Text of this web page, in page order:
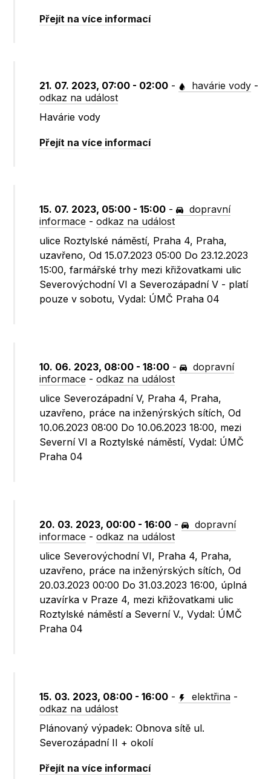
Přejít na více informací
21. 07. 2023, 07:00 - 02:00 - havárie vody -
odkaz na událost
Havárie vody
Přejít na více informací
15. 07. 2023, 05:00 - 15:00 -
dopravní
informace -odkaz na událost
ulice Roztylské náměstí, Praha 4, Praha,
uzavřeno, Od 15.07.2023 05:00 Do 23.12.2023
15:00, farmářské trhy mezi křižovatkami ulic
Severovýchodní VI a Severozápadní V - platí
pouze v sobotu, Vydal: ÚMČ Praha 04
10. 06. 2023, 08:00 - 18:00 -
dopravní
informace -odkaz na událost
ulice Severozápadní V, Praha 4, Praha,
uzavřeno, práce na inženýrských sítích, Od
10.06.2023 08:00 Do 10.06.2023 18:00, mezi
Severní VI a Roztylské náměstí, Vydal: ÚMČ
Praha 04
20. 03. 2023, 00:00 - 16:00 -
dopravní
informace -odkaz na událost
ulice Severovýchodní VI, Praha 4, Praha,
uzavřeno, práce na inženýrských sítích, Od
20.03.2023 00:00 Do 31.03.2023 16:00, úplná
uzavírka v Praze 4, mezi křižovatkami ulic
Roztylské náměstí a Severní V., Vydal: ÚMČ
Praha 04
15. 03. 2023, 08:00 - 16:00 - elektřina -
odkaz na událost
Plánovaný výpadek: Obnova sítě ul.
Severozápadní II + okolí
Přejít na více informací